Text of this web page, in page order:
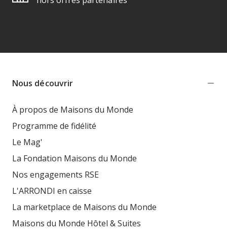
Nous découvrir
À propos de Maisons du Monde
Programme de fidélité
Le Mag'
La Fondation Maisons du Monde
Nos engagements RSE
L'ARRONDI en caisse
La marketplace de Maisons du Monde
Maisons du Monde Hôtel & Suites